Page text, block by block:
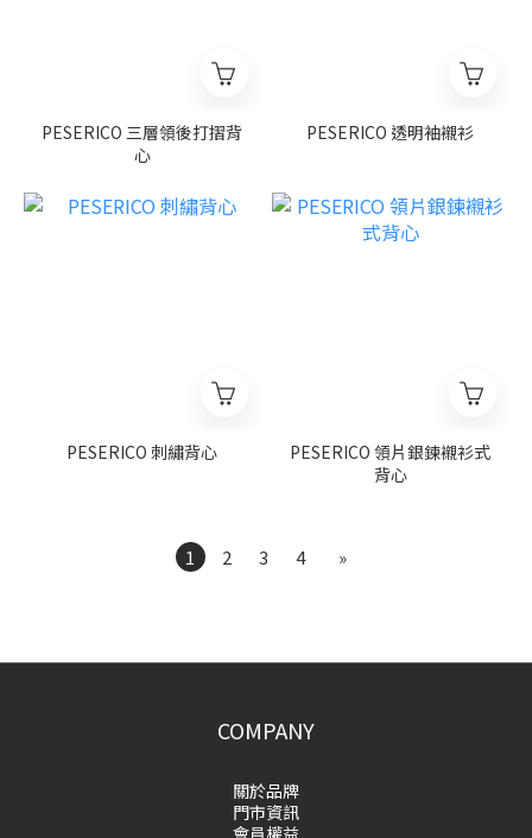
PESERICO 三層領後打摺背
心
PESERICO 透明袖襯衫
PESERICO 刺繡背心
PESERICO 領片銀鍊襯衫式
背心
1 2 3 4 »
COMPANY
關於品牌
門市資訊